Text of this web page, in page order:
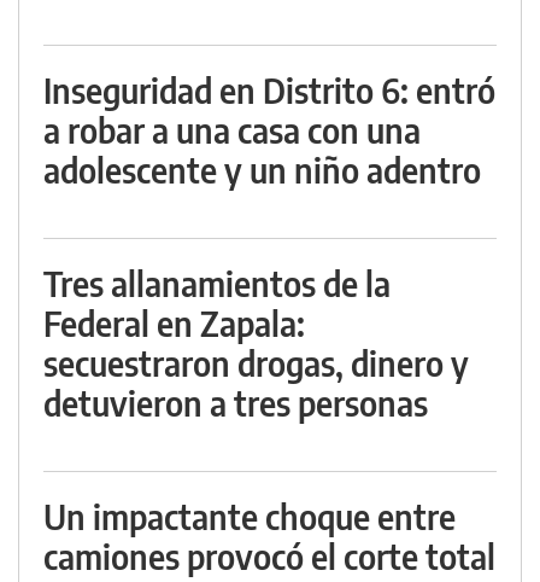
Inseguridad en Distrito 6: entró
a robar a una casa con una
adolescente y un niño adentro
Tres allanamientos de la
Federal en Zapala:
secuestraron drogas, dinero y
detuvieron a tres personas
Un impactante choque entre
camiones provocó el corte total